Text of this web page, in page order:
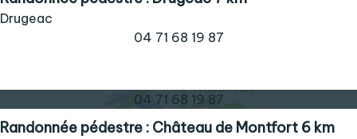
Drugeac
04 71 68 19 87
04 71 68 19 87
Randonnée pédestre : Château de Montfort 6 km